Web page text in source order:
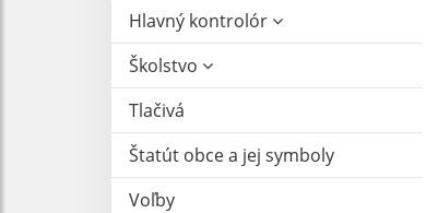
Hlavný kontrolór
Školstvo
Tlačivá
Štatút obce a jej symboly
Voľby